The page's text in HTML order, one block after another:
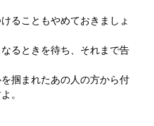
ることもやめておきましょ
るときを待ち、それまで告
掴まれたあの人の方から付
。